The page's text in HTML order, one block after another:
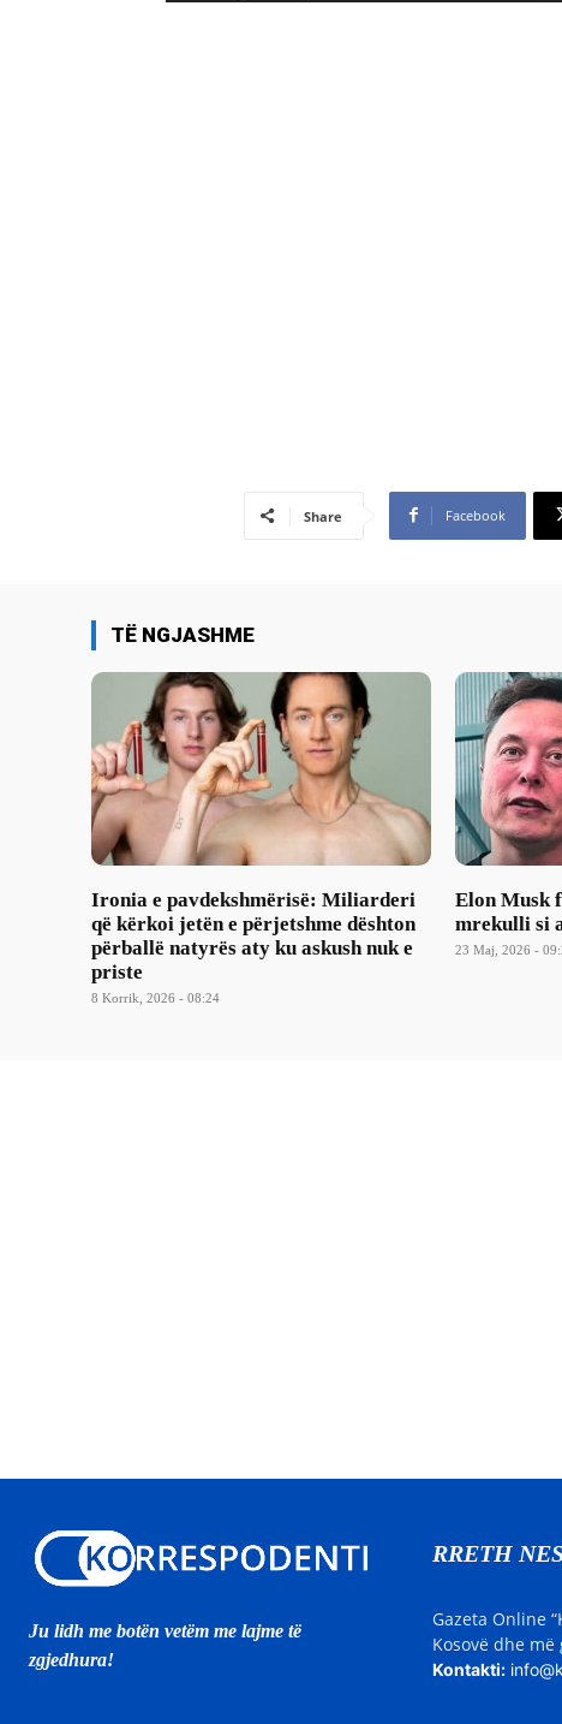
Share Facebook
TË NGJASHME
Ironia e pavdekshmërisë: Miliarderi
që kërkoi jetën e përjetshme dështon
përballë natyrës aty ku askush nuk e
priste
8 Korrik, 2026 - 08:24
Elon Musk
mrekulli si
23 Maj, 2026 -
Ju lidh me botën vetëm me lajme të
zgjedhura!
RRETH
Gazeta Online
Kosovë dhe
Kontakti: